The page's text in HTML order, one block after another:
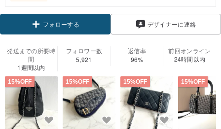
フォローする
デザイナーに連絡
発送までの所要時
間
1週間以内
フォロワー数
5,921
返信率
96%
前回オンライン
24時間以内
15%OFF 15%OFF 15%OFF 15%OFF